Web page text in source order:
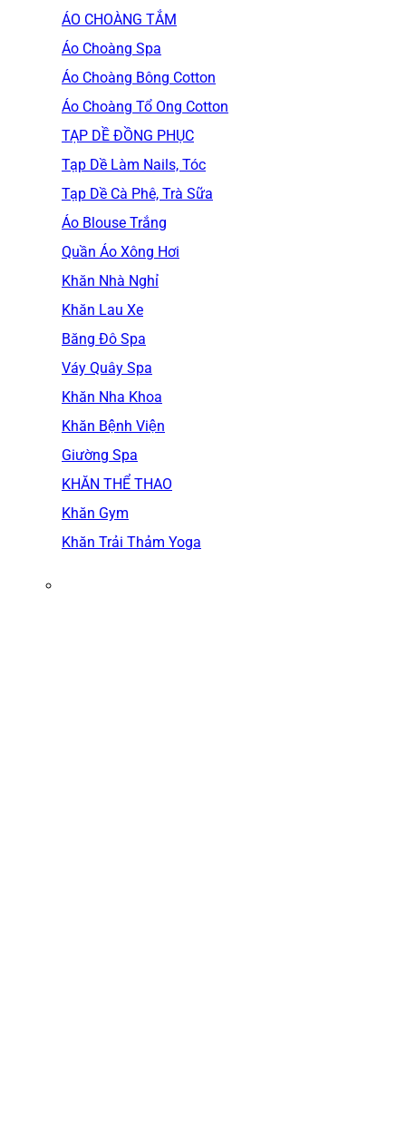
ÁO CHOÀNG TẮM
Áo Choàng Spa
Áo Choàng Bông Cotton
Áo Choàng Tổ Ong Cotton
TẠP DỀ ĐỒNG PHỤC
Tạp Dề Làm Nails, Tóc
Tạp Dề Cà Phê, Trà Sữa
Áo Blouse Trắng
Quần Áo Xông Hơi
Khăn Nhà Nghỉ
Khăn Lau Xe
Băng Đô Spa
Váy Quây Spa
Khăn Nha Khoa
Khăn Bệnh Viện
Giường Spa
KHĂN THỂ THAO
Khăn Gym
Khăn Trải Thảm Yoga